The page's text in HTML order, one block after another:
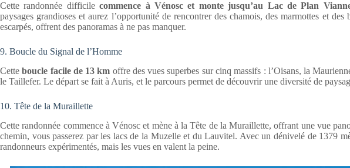
Cette randonnée difficilecommence à Vénosc et monte jusqu’au Lac de Plan
paysages grandioses et aurez l’opportunité de rencontrer des chamois, des marmottes et
escarpés, offrent des panoramas à ne pas manquer.
9. Boucle du Signal de l’Homme
Cetteboucle facile de 13 km offre des vues superbes sur cinq massifs : l’Oisans, la
le Taillefer. Le départ se fait à Auris, et le parcours permet de découvrir une diversité de
10. Tête de la Muraillette
Cette randonnée commence à Vénosc et mène à la Tête de la Muraillette, offrant une vue
chemin, vous passerez par les lacs de la Muzelle et du Lauvitel. Avec un dénivelé de 1379
randonneurs expérimentés, mais les vues en valent la peine.